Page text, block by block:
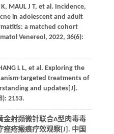
K, MAUL J T, et al. Incidence,
in adolescent and adult
a matched cohort
Venereol, 2022, 36(6):
L L, et al. Exploring the
targeted treatments of
and updates[J].
2153.
金射频微针联合A型肉毒毒
痤疮瘢痕疗效观察[J]. 中国